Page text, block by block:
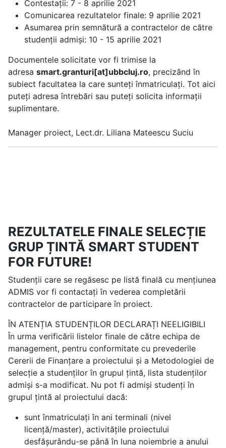
Contestații: 7 - 8 aprilie 2021
Comunicarea rezultatelor finale: 9 aprilie 2021
Asumarea prin semnătură a contractelor de către
studenții admiși: 10 - 15 aprilie 2021
Documentele solicitate vor fi trimise la
adresa smart.granturi[at]ubbcluj.ro, precizând în
subiect facultatea la care sunteți înmatriculați. Tot aici
puteţi adresa întrebări sau puteţi solicita informații
suplimentare.
Manager proiect, Lect.dr. Liliana Mateescu Suciu
REZULTATELE FINALE SELECȚIE
GRUP ȚINTĂ SMART STUDENT
FOR FUTURE!
Studenții care se regăsesc pe listă finală cu mențiunea
ADMIS vor fi contactați în vederea completării
contractelor de participare în proiect.
ÎN ATENȚIA STUDENȚILOR DECLARAȚI NEELIGIBILI
În urma verificării listelor finale de către echipa de
management, pentru conformitate cu prevederile
Cererii de Finanțare a proiectului și a Metodologiei de
selecție a studenților în grupul țintă, lista studenților
admiși s-a modificat. Nu pot fi admiși studenți în
grupul țintă al proiectului dacă:
sunt înmatriculați în ani terminali (nivel
licență/master), activitățile proiectului
desfășurându-se până în luna noiembrie a anului